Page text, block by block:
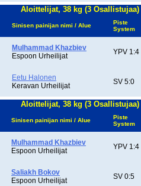
Aloittelijat, 38 kg (3 Osallistujaa)
Sinisen painijan nimi / Alue
Piste
System
Mulhammad Khazbiev
Espoon Urheilijat
YPV 1:4
Eetu Halonen
Keravan Urheilijat
SV 5:0
Aloittelijat, 38 kg (3 Osallistujaa)
Sinisen painijan nimi / Alue
Piste
System
Mulhammad Khazbiev
Espoon Urheilijat
YPV 1:4
Saliakh Bokov
Espoon Urheilijat
SV 0:5